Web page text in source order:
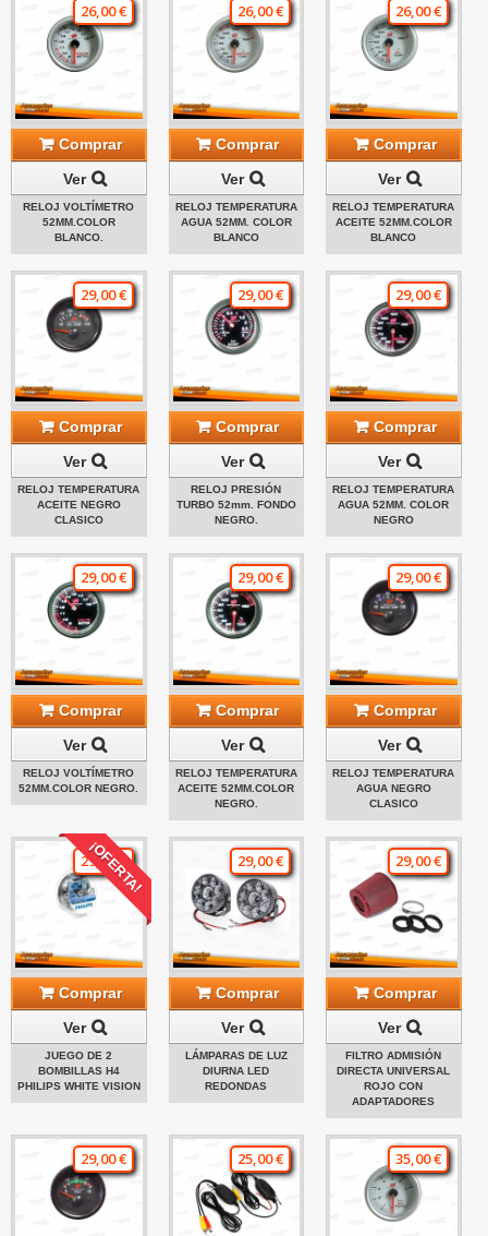
26,00 €
Comprar
Ver
RELOJ VOLTÍMETRO
52MM.COLOR
BLANCO.
26,00 €
Comprar
Ver
RELOJ TEMPERATURA
AGUA 52MM. COLOR
BLANCO
26,00 €
Comprar
Ver
RELOJ TEMPERATURA
ACEITE 52MM.COLOR
BLANCO
29,00 €
Comprar
Ver
RELOJ TEMPERATURA
ACEITE NEGRO
CLASICO
29,00 €
Comprar
Ver
RELOJ PRESIÓN
TURBO 52mm. FONDO
NEGRO.
29,00 €
Comprar
Ver
RELOJ TEMPERATURA
AGUA 52MM. COLOR
NEGRO
29,00 €
Comprar
Ver
RELOJ VOLTÍMETRO
52MM.COLOR NEGRO.
29,00 €
Comprar
Ver
RELOJ TEMPERATURA
ACEITE 52MM.COLOR
NEGRO.
29,00 €
Comprar
Ver
RELOJ TEMPERATURA
AGUA NEGRO
CLASICO
¡OFERTA!
29,00 €
Comprar
Ver
JUEGO DE 2
BOMBILLAS H4
PHILIPS WHITE VISION
29,00 €
Comprar
Ver
LÁMPARAS DE LUZ
DIURNA LED
REDONDAS
29,00 €
Comprar
Ver
FILTRO ADMISIÓN
DIRECTA UNIVERSAL
ROJO CON
ADAPTADORES
29,00 € 25,00 € 35,00 €